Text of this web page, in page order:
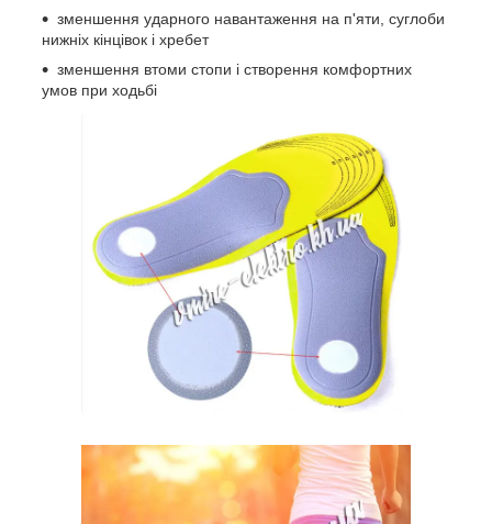
зменшення ударного навантаження на п'яти, суглоби
нижніх кінцівок і хребет
зменшення втоми стопи і створення комфортних
умов при ходьбі